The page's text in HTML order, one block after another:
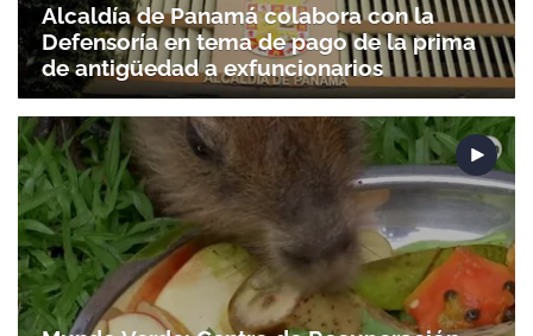
Alcaldía de Panamá colabora con la
Defensoría en tema de pago de la prima
de antigüedad a exfuncionarios